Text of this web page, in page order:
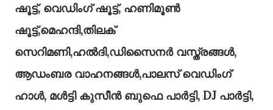
ഷൂട്ട്, വെഡിംഗ് ഷൂട്ട്, ഹണിമൂൺ
ഷൂട്ട്,മെഹന്ദി,തിലക്
സെറിമണി,ഹൽദി,ഡിസൈനർ വസ്ത്രങ്ങൾ,
ആഡംബര വാഹനങ്ങൾ,പാലസ് വെഡിംഗ്
ഹാൾ, മൾട്ടി കുസീൻ ബുഫെ പാർട്ടി, DJ പാർട്ടി,